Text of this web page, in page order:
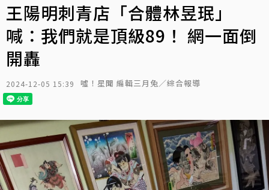
王陽明刺青店「合體林昱珉」
喊：我們就是頂級89！ 網一面倒
開轟
2024-12-05 15:39 噓！星聞 編輯三月兔／綜合報導